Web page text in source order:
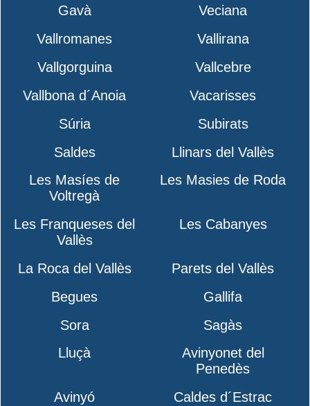
Gavà
Veciana
Vallromanes
Vallirana
Vallgorguina
Vallcebre
Vallbona d´Anoia
Vacarisses
Súria
Subirats
Saldes
Llinars del Vallès
Les Masíes de
Voltregà
Les Masies de Roda
Les Franqueses del
Vallès
Les Cabanyes
La Roca del Vallès
Parets del Vallès
Begues
Gallifa
Sora
Sagàs
Lluçà
Avinyonet del
Penedès
Avinyó
Caldes d´Estrac